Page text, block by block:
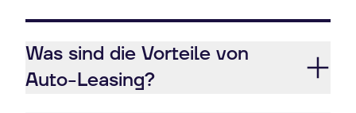
Was sind die Vorteile von
Auto-Leasing?